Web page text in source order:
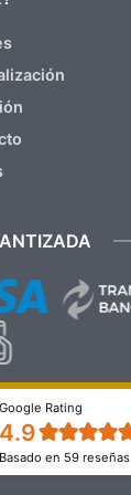
Google Rating
4.9
Basado en 59 reseñas